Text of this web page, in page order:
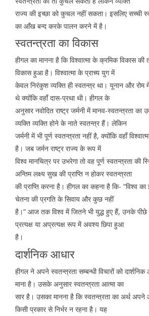
राज्य की इच्छा को कुचल नहीं सकता। इसलिए सच्ची
का आँख बन्द करके पालन करने में है।
स्वतन्त्रता का विकास
हीगल का मानना है कि विश्वात्मा के क्रमिक विकास की
विकास हुआ है। विश्वात्मा के प्राच्य युग में
केवल निरंकुश व्यक्ति ही स्वतन्त्र था। यूनान और रोम
थे क्योंकि वहाँ दास-प्रथा थी। हीगल के
अनुसार नवोदित राष्ट्र जर्मनी में मानव-स्वतन्त्रता
व्यक्ति व्यक्ति होने के नाते स्वतन्त्र हैं। लेकिन
जर्मनी में भी पूर्ण स्वतन्त्रता नहीं है, क्योंकि वहाँ
है। जब जर्मन राष्ट्र राज्य के रूप में
विश्व मानचित्र पर उभरेगा तो वह पूर्ण स्वतन्त्रता की
अन्तिम लक्ष्य सुख की प्राप्ति न होकर स्वतन्त्रता
की प्राप्ति करना है। हीगल का कहना है कि- “विश्व का
चेतना की प्रगति के सिवाय और कुछ नहीं
है।” आज तक विश्व में जितने भी युद्ध हुए हैं, उनके पीछे
प्रत्यक्ष या अप्रत्यक्ष रूप में अवश्य छिपा हुआ
है।
दार्शनिक आधार
हीगल ने अपने स्वतन्त्रता सम्बन्धी विचारों को
माना है। उसके अनुसार स्वतन्त्रता आत्मा का
सार है। उसका मानना है कि स्वतन्त्रता का अर्थ अपने
किसी प्रकार से निर्भर न रहना है। यह